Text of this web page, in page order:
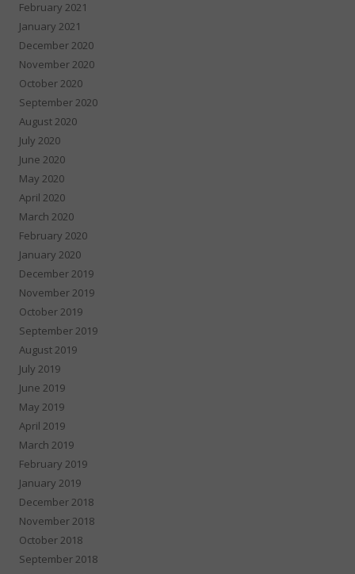
February 2021
January 2021
December 2020
November 2020
October 2020
September 2020
August 2020
July 2020
June 2020
May 2020
April 2020
March 2020
February 2020
January 2020
December 2019
November 2019
October 2019
September 2019
August 2019
July 2019
June 2019
May 2019
April 2019
March 2019
February 2019
January 2019
December 2018
November 2018
October 2018
September 2018